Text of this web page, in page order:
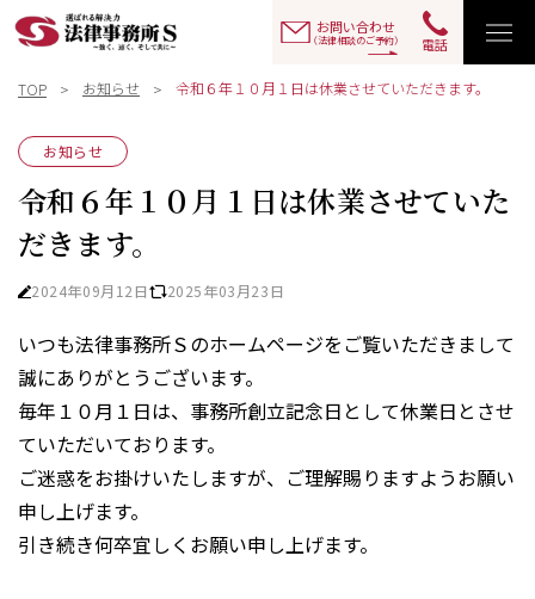
お問い合わせ
（法律相談のご予約） 電話
TOP お知らせ 令和６年１０月１日は休業させていただきます。
お知らせ
令和６年１０月１日は休業させていた
だきます。
2024年09月12日 2025年03月23日
いつも法律事務所Ｓのホームページをご覧いただきまして
誠にありがとうございます。
毎年１０月１日は、事務所創立記念日として休業日とさせ
ていただいております。
ご迷惑をお掛けいたしますが、ご理解賜りますようお願い
申し上げます。
引き続き何卒宜しくお願い申し上げます。